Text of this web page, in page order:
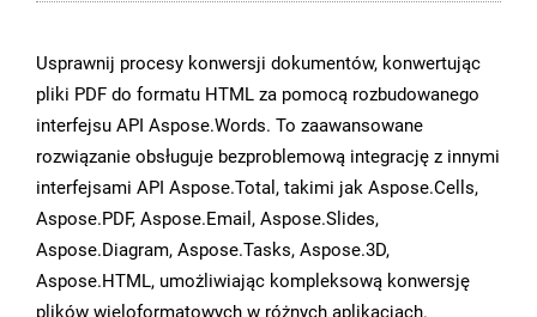
Usprawnij procesy konwersji dokumentów, konwertując
pliki PDF do formatu HTML za pomocą rozbudowanego
interfejsu API Aspose.Words. To zaawansowane
rozwiązanie obsługuje bezproblemową integrację z innymi
interfejsami API Aspose.Total, takimi jak Aspose.Cells,
Aspose.PDF, Aspose.Email, Aspose.Slides,
Aspose.Diagram, Aspose.Tasks, Aspose.3D,
Aspose.HTML, umożliwiając kompleksową konwersję
plików wieloformatowych w różnych aplikacjach.